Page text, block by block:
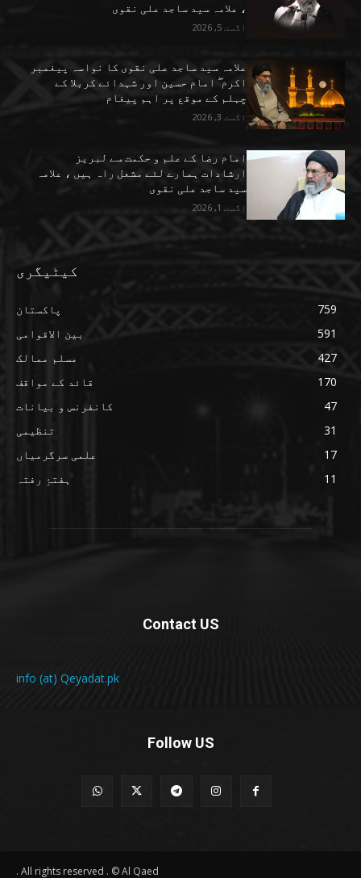
، علامہ سید ساجد علی نقوی
اگست 5, 2026
علامہ سید ساجد علی نقوی کا نواسہ پیغمبر
اکرم ۖ امام حسین اور شہدائے کربلا کے
چہلم کے موقع پر اہم پیغام
اگست 3, 2026
امام رضا کے علم و حکمت سے لبریز
ارشادات ہمارے لئے مشعل راہ ہیں ، علامہ
سید ساجد علی نقوی
اگست 1, 2026
کیٹیگری
پاکستان
759
بین الاقوامی
591
مسلم ممالک
427
قائد کے مواقف
170
کانفرنس و بیانات
47
تنظیمی
31
علمی سرگرمیاں
17
ہفتۂِ رفتہ
11
Contact US
info (at) Qeyadat.pk
Follow US
All rights reserved . © Al Qaed .